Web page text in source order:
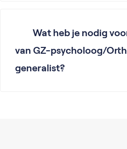
Wat heb je nodig
van GZ-psycholoog/
generalist?